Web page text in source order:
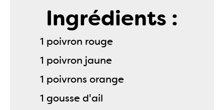
Ingrédients :
1 poivron rouge
1 poivron jaune
1 poivrons orange
1 gousse d'ail